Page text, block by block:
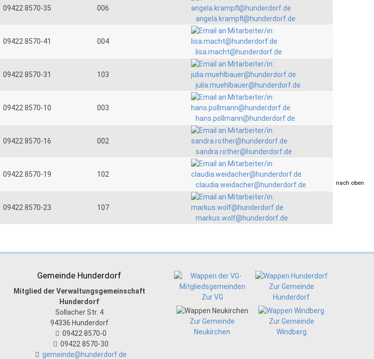
09422 8570-35
006
angela.krampfl@hunderdorf.de
09422 8570-41
004
lisa.macht@hunderdorf.de
09422 8570-31
103
julia.muehlbauer@hunderdorf.de
09422 8570-10
003
hans.pollmann@hunderdorf.de
09422 8570-16
002
sandra.rother@hunderdorf.de
09422 8570-19
102
claudia.weidacher@hunderdorf.de
09422 8570-23
107
markus.wolf@hunderdorf.de
drucken nach oben
Gemeinde Hunderdorf
Mitglied der Verwaltungsgemeinschaft
Hunderdorf
Sollacher Str. 4
94336 Hunderdorf
09422 8570-0
09422 8570-30
gemeinde@hunderdorf.de
Zur VG
Zur Gemeinde
Hunderdorf
Zur Gemeinde
Neukirchen
Zur Gemeinde
Windberg